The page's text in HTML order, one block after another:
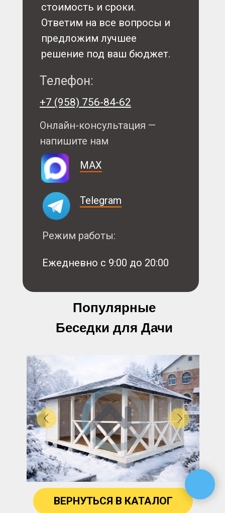
стоимость и сроки.
Ответим на все вопросы и
предложим лучшее
решение под ваш бюджет.
MAX
Telegram
Телефон:
Ежедневно с 9:00 до 20:00
Режим работы:
Онлайн-консультация —
напишите нам
+7 (958) 756-84-62
Популярные
Беседки для Дачи
ВЕРНУТЬСЯ В КАТАЛОГ